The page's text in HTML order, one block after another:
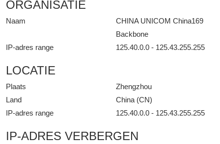
ORGANISATIE
Naam
CHINA UNICOM China169
Backbone
IP-adres range
125.40.0.0 - 125.43.255.255
LOCATIE
Plaats
Zhengzhou
Land
China (CN)
IP-adres range
125.40.0.0 - 125.43.255.255
IP-ADRES VERBERGEN